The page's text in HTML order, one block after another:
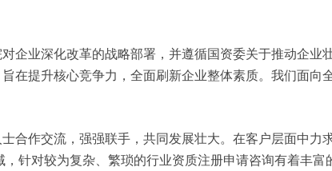
企业深化改革的战略部署，并遵循国资委关于推动企
在提升核心竞争力，全面刷新企业整体素质。我们面
合作交流，强强联手，共同发展壮大。在客户层面中
针对较为复杂、繁琐的行业资质注册申请咨询有着丰